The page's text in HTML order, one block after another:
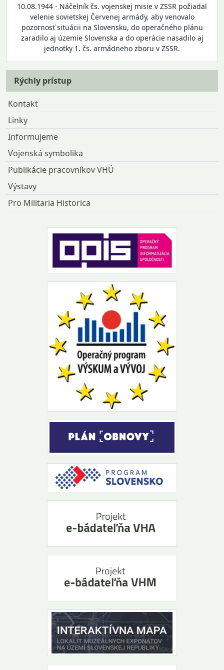
10.08.1944 - Náčelník čs. vojenskej misie v ZSSR požiadal
velenie sovietskej Červenej armády, aby venovalo
pozornosť situácii na Slovensku, do operačného plánu
zaradilo aj územie Slovenska a do operácie nasadilo aj
jednotky 1. čs. armádneho zboru v ZSSR.
Rýchly prístup
Kontakt
Linky
Informujeme
Vojenská symbolika
Publikácie pracovníkov VHÚ
Výstavy
Pro Militaria Historica